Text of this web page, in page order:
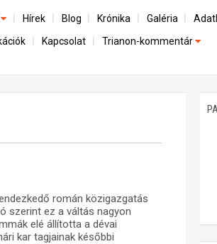
magyar társadalom
működéséről
Hírek Blog Krónika Galéria
Kapcsolat Trianon-kommentár
román közigazgatás
szerint ez a váltás nagyon
elé állította a dévai
kar tagjainak későbbi